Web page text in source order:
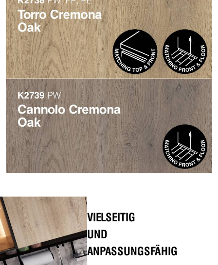
VIELSEITIG
UND
ANPASSUNGSFÄHIG